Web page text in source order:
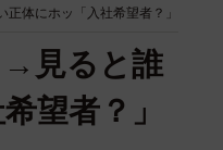
体にホッ「入社希望者？」
→見ると誰
望者？」